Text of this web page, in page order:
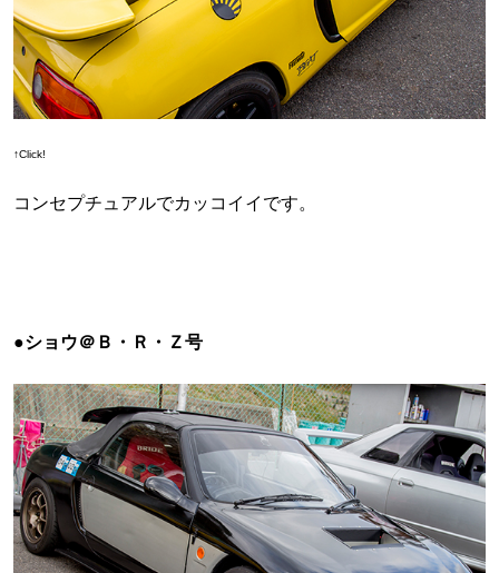
↑Click!
コンセプチュアルでカッコイイです。
●ショウ＠Ｂ・Ｒ・Ｚ号